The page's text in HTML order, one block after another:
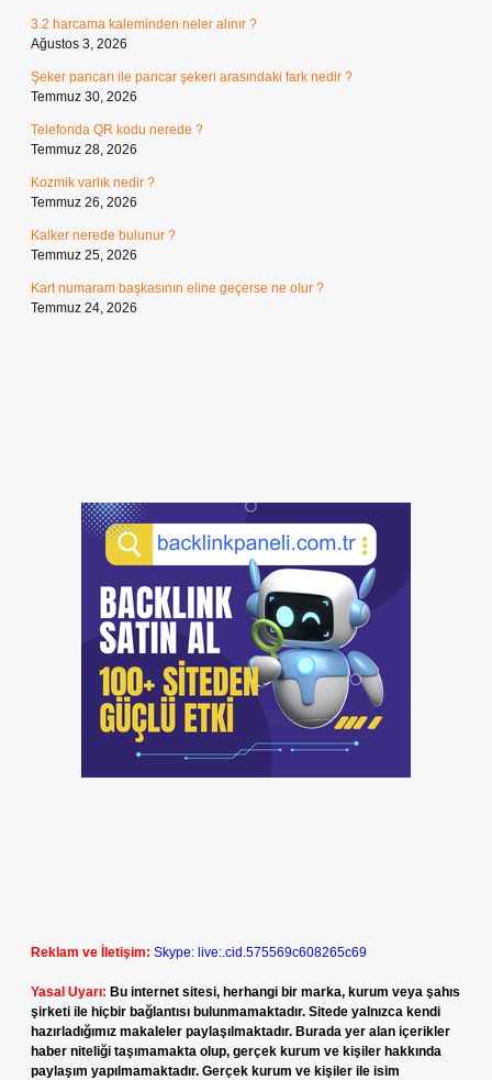
3.2 harcama kaleminden neler alınır ?
Ağustos 3, 2026
Şeker pancarı ile pancar şekeri arasındaki fark nedir ?
Temmuz 30, 2026
Telefonda QR kodu nerede ?
Temmuz 28, 2026
Kozmik varlık nedir ?
Temmuz 26, 2026
Kalker nerede bulunur ?
Temmuz 25, 2026
Kart numaram başkasının eline geçerse ne olur ?
Temmuz 24, 2026
Reklam ve İletişim: Skype: live:.cid.575569c608265c69
Yasal Uyarı: Bu internet sitesi, herhangi bir marka, kurum veya şahıs
şirketi ile hiçbir bağlantısı bulunmamaktadır. Sitede yalnızca kendi
hazırladığımız makaleler paylaşılmaktadır. Burada yer alan içerikler
haber niteliği taşımamakta olup, gerçek kurum ve kişiler hakkında
paylaşım yapılmamaktadır. Gerçek kurum ve kişiler ile isim